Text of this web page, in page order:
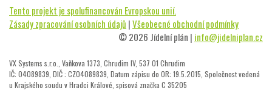
Tento projekt je spolufinancován Evropskou unií.
Zásady zpracování osobních údajů |Všeobecné obchodní podmínky
© 2026 Jídelní plán | info@jidelniplan.cz
VX Systems s.r.o., Vaňkova 1373, Chrudim IV, 537 01 Chrudim
IČ: 04089839, DIČ : CZ04089839, Datum zápisu do OR: 19.5.2015, Společnost vedená
u Krajského soudu v Hradci Králové, spisová značka C 35205